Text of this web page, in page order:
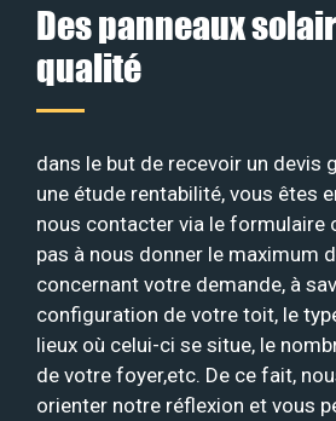
Des panneaux
qualité
dans le but de recevoir un devis
une étude rentabilité, vous êtes
nous contacter via le formulaire
pas à nous donner le maximum
concernant votre demande, à
configuration de votre toit, le
lieux où celui-ci se situe, le
de votre foyer,etc. De ce fait,
orienter notre réflexion et vous